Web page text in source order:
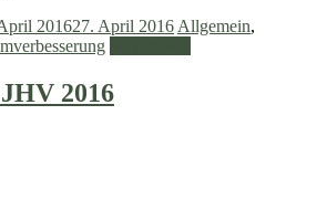
201627. April 2016 Allgemein,
2016